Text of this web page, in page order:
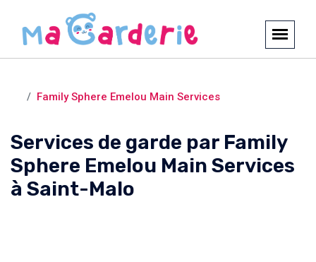
Family Sphere Emelou Main Services
Services de garde par Family
Sphere Emelou Main Services
à Saint-Malo